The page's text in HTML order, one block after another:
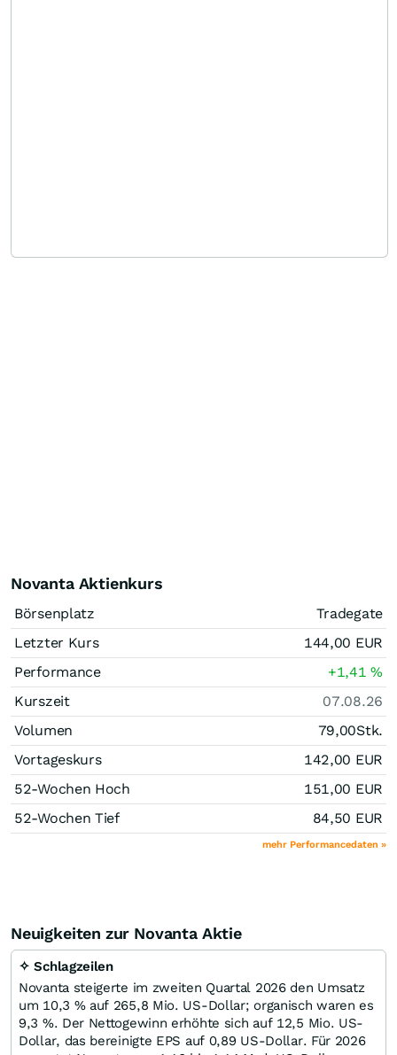
Novanta Aktienkurs
Börsenplatz
Tradegate
Letzter Kurs
144,00 EUR
Performance
+1,41%
Kurszeit
07.08.26
Volumen
79,00Stk.
Vortageskurs
142,00 EUR
52-Wochen Hoch
151,00 EUR
52-Wochen Tief
84,50 EUR
mehr Performancedaten »
Neuigkeiten zur Novanta Aktie
✧ Schlagzeilen
Novanta steigerte im zweiten Quartal 2026 den Umsatz
um 10,3 % auf 265,8 Mio. US-Dollar; organisch waren es
9,3 %. Der Nettogewinn erhöhte sich auf 12,5 Mio. US-
Dollar, das bereinigte EPS auf 0,89 US-Dollar. Für 2026